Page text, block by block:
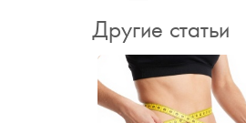
Другие статьи